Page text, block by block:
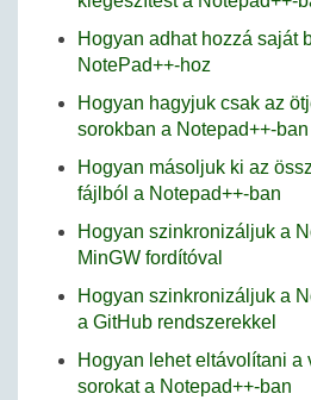
Hogyan adhat hozzá saját
NotePad++-hoz
Hogyan hagyjuk csak az
sorokban a Notepad++-ban
Hogyan másoljuk ki az
fájlból a Notepad++-ban
Hogyan szinkronizáljuk a
MinGW fordítóval
Hogyan szinkronizáljuk a
a GitHub rendszerekkel
Hogyan lehet eltávolítani a
sorokat a Notepad++-ban